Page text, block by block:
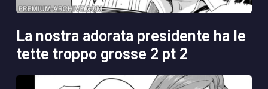
la nostra adorata presidente ha le
tette troppo grosse 2 pt 2